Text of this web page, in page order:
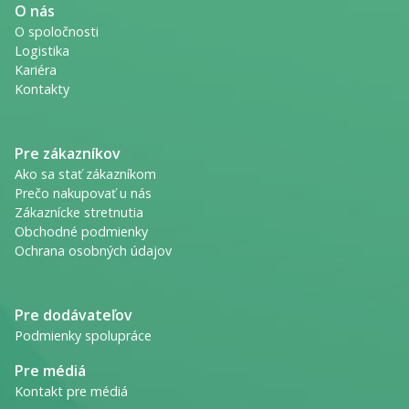
O nás
O spoločnosti
Logistika
Kariéra
Kontakty
Pre zákazníkov
Ako sa stať zákazníkom
Prečo nakupovať u nás
Zákaznícke stretnutia
Obchodné podmienky
Ochrana osobných údajov
Pre dodávateľov
Podmienky spolupráce
Pre médiá
Kontakt pre médiá